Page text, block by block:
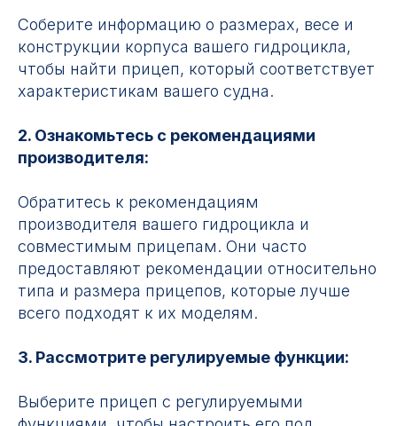
Соберите информацию о размерах, весе и
конструкции корпуса вашего гидроцикла,
чтобы найти прицеп, который соответствует
характеристикам вашего судна.
2. Ознакомьтесь с рекомендациями
производителя:
Обратитесь к рекомендациям
производителя вашего гидроцикла и
совместимым прицепам. Они часто
предоставляют рекомендации относительно
типа и размера прицепов, которые лучше
всего подходят к их моделям.
3. Рассмотрите регулируемые функции:
Выберите прицеп с регулируемыми